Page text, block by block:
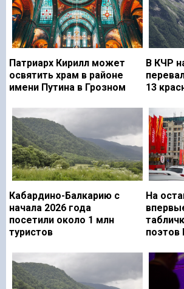
Патриарх Кирилл может
освятить храм в районе
имени Путина в Грозном
В КЧР
13
Кабардино-Балкарию с
начала 2026 года
посетили около 1 млн
туристов
На
поэтов